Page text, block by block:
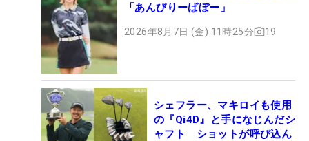
「あんびりーばぼー」
2026年8月7日 (金) 11時25分 19
シェフラー、マキロイも使用
の『Qi4D』と手になじんだシ
ャフト ショットが呼び込ん